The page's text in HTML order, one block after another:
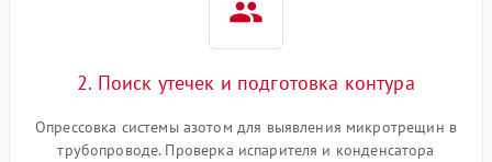
2. Поиск утечек и подготовка контура
Опрессовка системы азотом для выявления микротрещин в
трубопроводе. Проверка испарителя и конденсатора